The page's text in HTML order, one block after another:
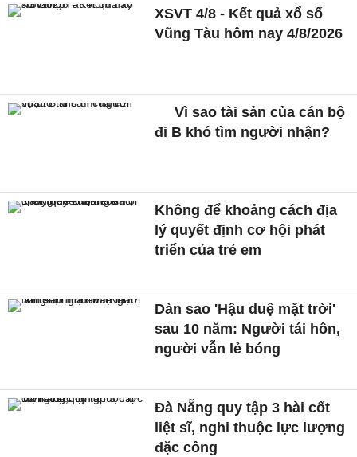
XSVT 4/8 - Kết quả xổ số
Vũng Tàu hôm nay 4/8/2026
Vì sao tài sản của cán bộ
đi B khó tìm người nhận?
Không để khoảng cách địa
lý quyết định cơ hội phát
triển của trẻ em
Dàn sao 'Hậu duệ mặt trời'
sau 10 năm: Người tái hôn,
người vẫn lẻ bóng
Đà Nẵng quy tập 3 hài cốt
liệt sĩ, nghi thuộc lực lượng
đặc công